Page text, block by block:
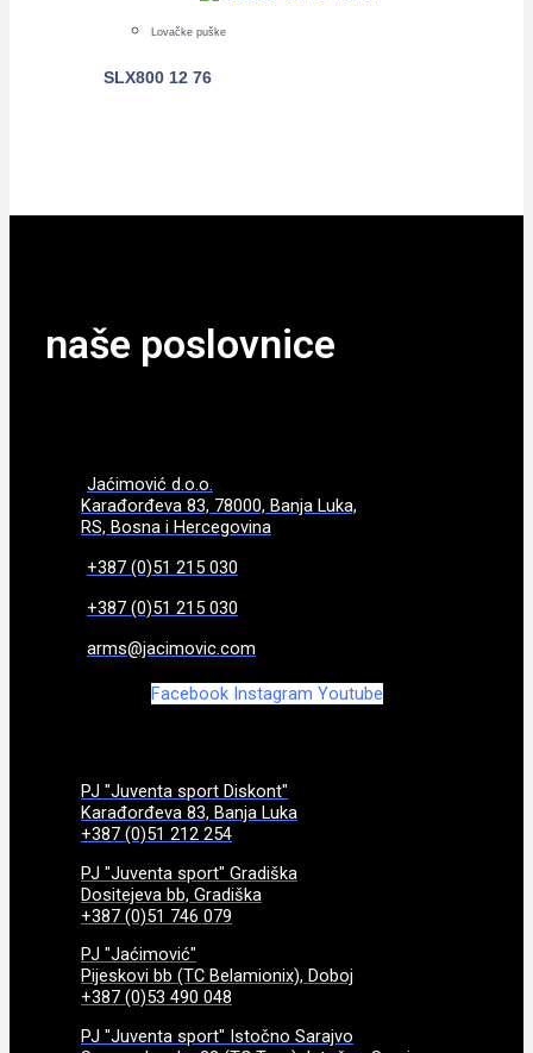
Lovačke puške
SLX800 12 76
naše poslovnice
Jaćimović d.o.o.
Karađorđeva 83, 78000, Banja Luka,
RS, Bosna i Hercegovina
+387 (0)51 215 030
+387 (0)51 215 030
arms@jacimovic.com
Facebook Instagram Youtube
PJ "Juventa sport Diskont"
Karađorđeva 83, Banja Luka
+387 (0)51 212 254
PJ "Juventa sport" Gradiška
Dositejeva bb, Gradiška
+387 (0)51 746 079
PJ "Jaćimović"
Pijeskovi bb (TC Belamionix), Doboj
+387 (0)53 490 048
PJ "Juventa sport" Istočno Sarajvo